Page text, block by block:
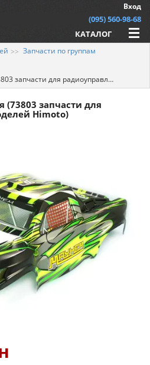
Вход
(095) 560-98-68
КАТАЛОГ
Запчасти по группам
для радиоуправляемых моделей Himoto)
(73803 запчасти для
Himoto)